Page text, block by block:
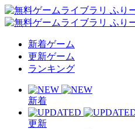
新着ゲーム
更新ゲーム
ランキング
新着
更新